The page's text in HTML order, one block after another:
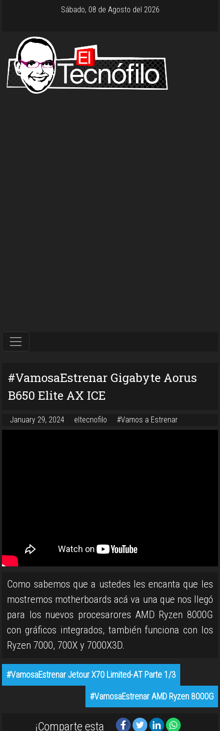
Sábado, 08 de Agosto del 2026
#VamosaEstrenar Gigabyte Aorus
B650 Elite AX ICE
January 29, 2024 eltecnofilo #Vamos a Estrenar
Como sabemos que a ustedes les encanta que les
mostremos motherboards acá va una que nos llegó
para los nuevos procesarores AMD Ryzen 8000G
con gráficos integrados, también funciona con los
Ryzen 7000, 700X y 7000X3D.
#VamosaEstrenar Jetour X70 Limited-AT Parte 1/3
#VamosaEstrenar AMD Ryzen 8000G
¡Comparte esta